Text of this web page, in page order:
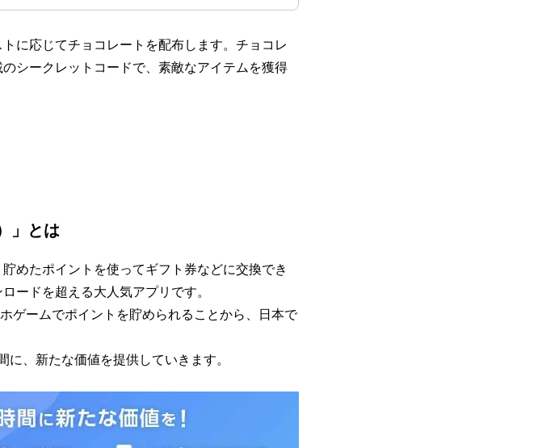
に応じてチョコレートを配布します。チョコレ
シークレットコードで、素敵なアイテムを獲得
」とは
めたポイントを使ってギフト券などに交換でき
ードを超える大人気アプリです。
ゲームでポイントを貯められることから、日本で
、新たな価値を提供していきます。